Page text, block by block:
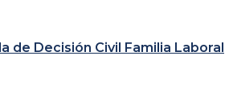
de Decisión Civil Familia Laboral